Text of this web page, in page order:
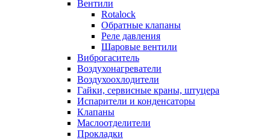
Вентили
Rotalock
Обратные клапаны
Реле давления
Шаровые вентили
Виброгаситель
Воздухонагреватели
Воздухоохлодители
Гайки, сервисные краны, штуцера
Испарители и конденсаторы
Клапаны
Маслоотделители
Прокладки